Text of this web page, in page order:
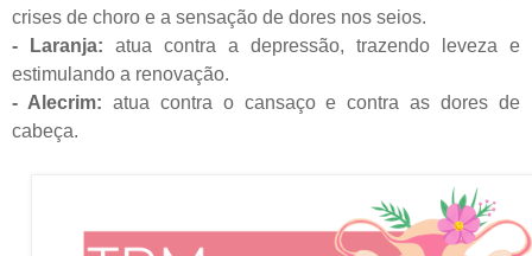
crises de choro e a sensação de dores nos seios.
- Laranja: atua contra a depressão, trazendo leveza e
estimulando a renovação.
- Alecrim: atua contra o cansaço e contra as dores de
cabeça.